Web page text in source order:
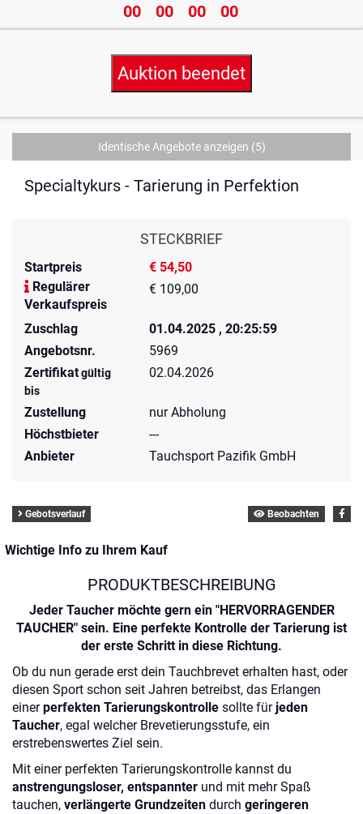
00 00 00 00
Auktion beendet
Identische Angebote anzeigen (5)
Specialtykurs - Tarierung in Perfektion
STECKBRIEF
Startpreis
€ 54,50
Regulärer
Verkaufspreis
€ 109,00
Zuschlag
01.04.2025 , 20:25:59
Angebotsnr.
5969
Zertifikatgültig
bis
02.04.2026
Zustellung
nur Abholung
Höchstbieter
---
Anbieter
Tauchsport Pazifik GmbH
Gebotsverlauf Beobachten
Wichtige Info zu Ihrem Kauf
PRODUKTBESCHREIBUNG
Jeder Taucher möchte gern ein "HERVORRAGENDER
TAUCHER" sein. Eine perfekte Kontrolle der Tarierung ist
der erste Schritt in diese Richtung.
Ob du nun gerade erst dein Tauchbrevet erhalten hast, oder
diesen Sport schon seit Jahren betreibst, das Erlangen
einerperfekten Tarierungskontrolle sollte fürjeden
Taucher, egal welcher Brevetierungsstufe, ein
erstrebenswertes Ziel sein.
Mit einer perfekten Tarierungskontrolle kannst du
anstrengungsloser, entspannter und mit mehr Spaß
tauchen, verlängerte Grundzeiten durch geringeren